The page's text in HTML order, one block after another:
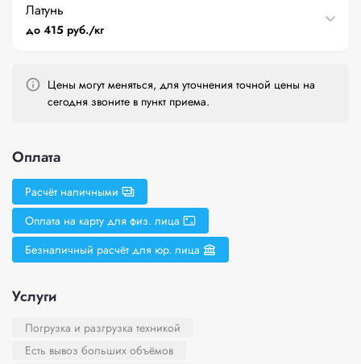
Латунь
до 415 руб./кг
Цены могут меняться, для уточнения точной цены на
сегодня звоните в пункт приема.
Оплата
Расчёт наличными
Оплата на карту для физ. лица
Безналичный расчёт для юр. лица
Услуги
Погрузка и разгрузка техникой
Есть вывоз больших объёмов